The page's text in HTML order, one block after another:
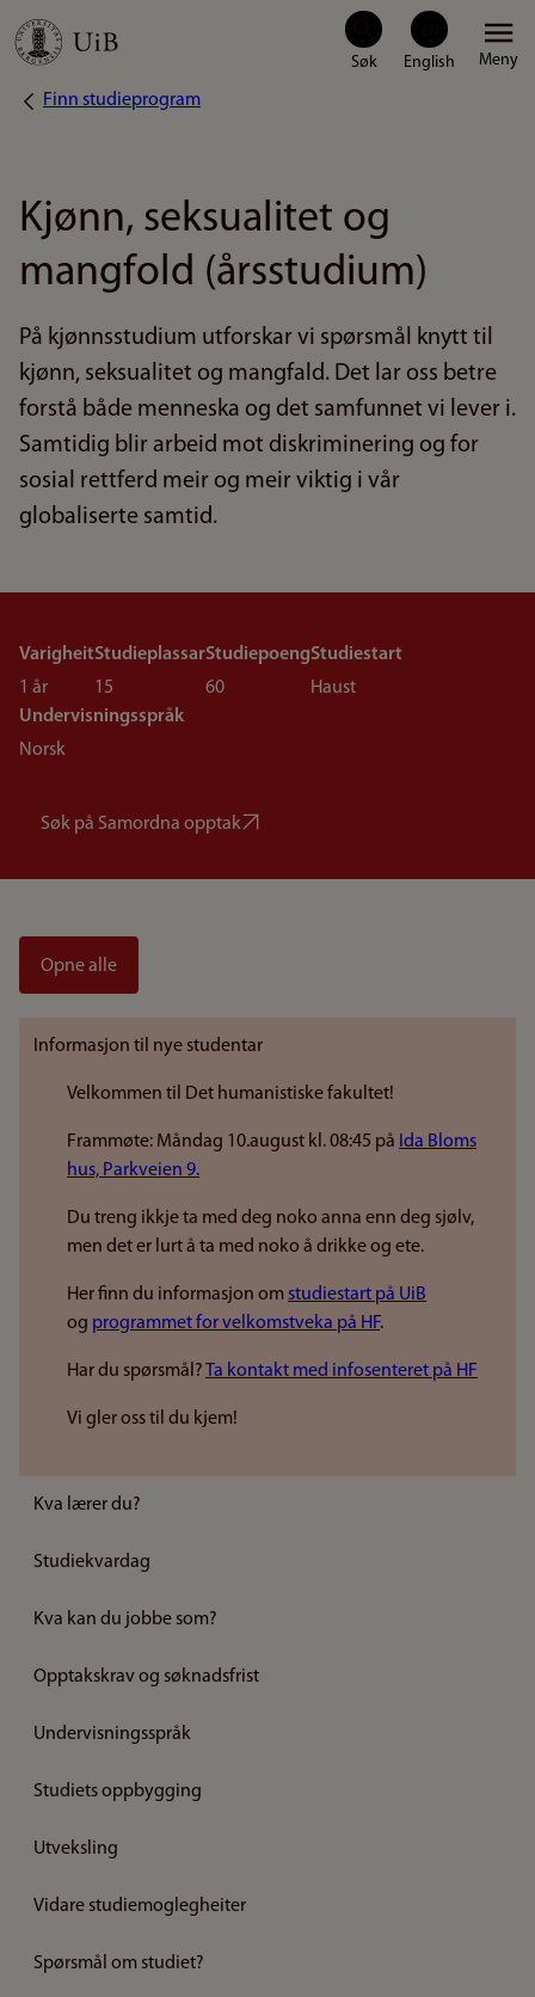
Hopp
hovedinnhold
Meny
Navigasjonssti
Finn studieprogram
Kjønn, seksualitet og
mangfold (årsstudium)
På kjønnsstudium utforskar vi spørsmål knytt til
kjønn, seksualitet og mangfald. Det lar oss betre
forstå både menneska og det samfunnet vi lever i.
Samtidig blir arbeid mot diskriminering og for
sosial rettferd meir og meir viktig i vår
globaliserte samtid.
Varigheit
1 år
Studieplassar
15
Studiepoeng
60
Studiestart
Haust
Undervisningsspråk
Norsk
Søk på Samordna opptak
Opne alle
Informasjon til nye studentar
Velkommen til Det humanistiske fakultet!
Frammøte: Måndag 10.august kl. 08:45 på Ida Bloms
hus, Parkveien 9.
Du treng ikkje ta med deg noko anna enn deg sjølv,
men det er lurt å ta med noko å drikke og ete.
Her finn du informasjon om studiestart på UiB
og programmet for velkomstveka på HF.
Har du spørsmål?Ta kontakt med infosenteret på HF
Vi gler oss til du kjem!
Kva lærer du?
Studiekvardag
Kva kan du jobbe som?
Opptakskrav og søknadsfrist
Undervisningsspråk
Studiets oppbygging
Utveksling
Vidare studiemoglegheiter
Spørsmål om studiet?